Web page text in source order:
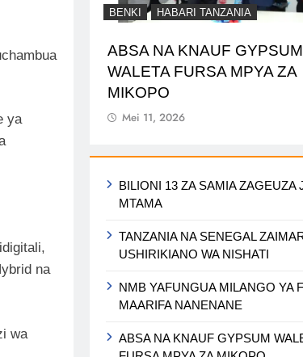
ya
na
wa
BENKI HABARI TANZANIA
ABSA NA KNAUF GYPSUM
WALETA FURSA MPYA ZA
MIKOPO
Mei 11, 2026
BILIONI 13 ZA SAMIA ZAGEUZA
MTAMA
TANZANIA NA SENEGAL
USHIRIKIANO WA NISHATI
NMB YAFUNGUA MILANGO YA
MAARIFA NANENANE
ABSA NA KNAUF GYPSUM